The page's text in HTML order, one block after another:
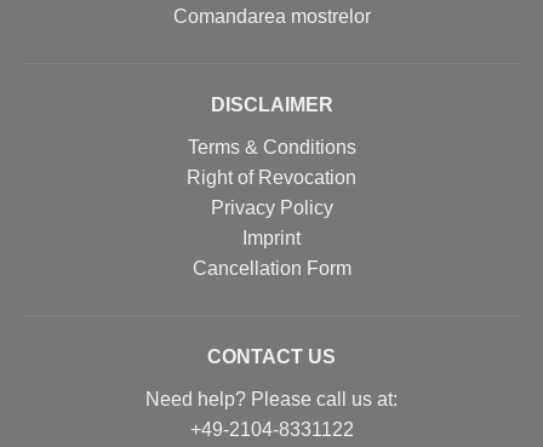
Comandarea mostrelor
DISCLAIMER
Terms & Conditions
Right of Revocation
Privacy Policy
Imprint
Cancellation Form
CONTACT US
Need help? Please call us at:
+49-2104-8331122